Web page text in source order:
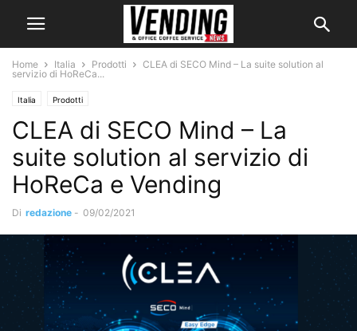
Home Italia Prodotti
CLEA di SECO Mind – La suite solution al
servizio di HoReCa...
Italia Prodotti
CLEA di SECO Mind – La
suite solution al servizio di
HoReCa e Vending
Di redazione - 09/02/2021